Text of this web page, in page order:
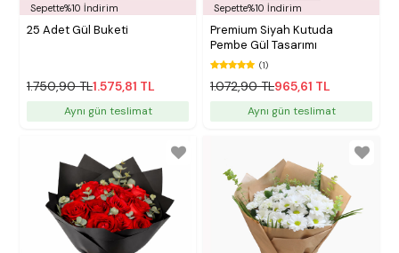
Sepette%10 İndirim
25 Adet Gül Buketi
1.750,90 TL1.575,81 TL
Aynı gün teslimat
Sepette%10 İndirim
Premium Siyah Kutuda
Pembe Gül Tasarımı
(1)
1.072,90 TL965,61 TL
Aynı gün teslimat